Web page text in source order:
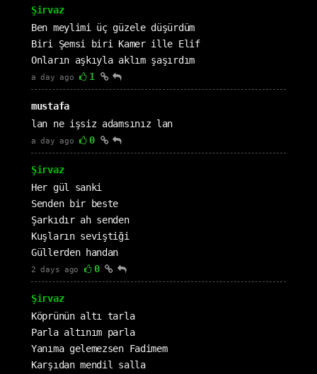
Şirvaz
Ben meylimi üç güzele düşürdüm
Biri Şemsi biri Kamer ille Elif
Onların aşkıyla aklım şaşırdım
a day ago 1
mustafa
lan ne işsiz adamsınız lan
a day ago 0
Şirvaz
Her gül sanki
Senden bir beste
Şarkıdır ah senden
Kuşların seviştiği
Güllerden handan
2 days ago 0
Şirvaz
Köprünün altı tarla
Parla altınım parla
Yanıma gelemezsen Fadimem
Karşıdan mendil salla